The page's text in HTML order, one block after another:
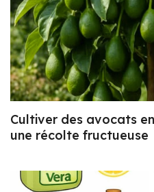
Cultiver des avocats
une récolte fructueuse